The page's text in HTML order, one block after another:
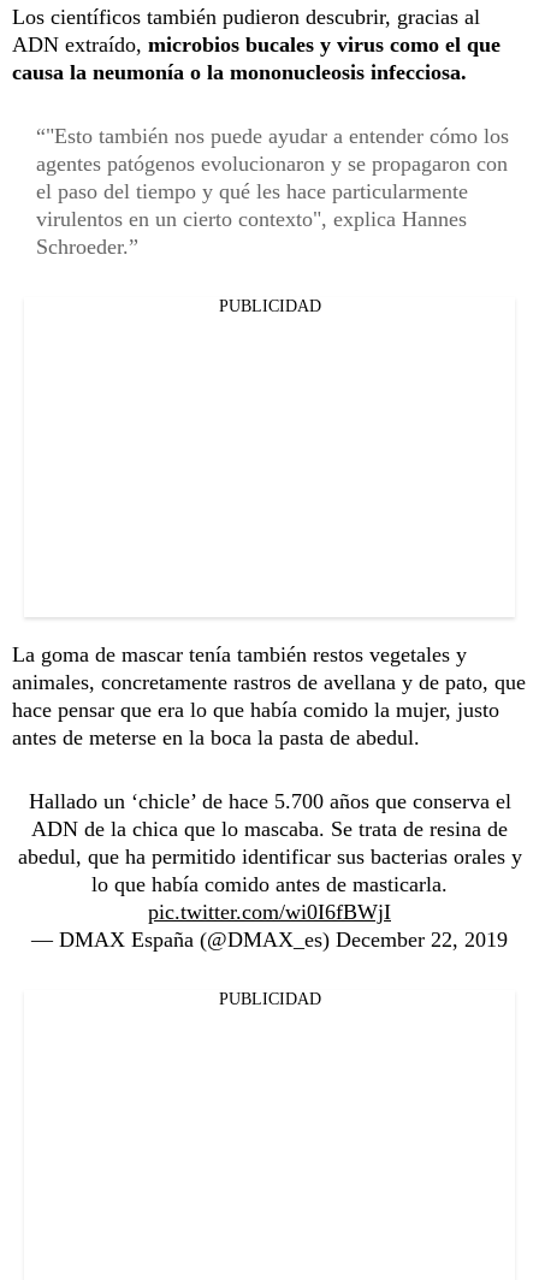
Los científicos también pudieron descubrir, gracias al
ADN extraído, microbios bucales y virus como el que
causa la neumonía o la mononucleosis infecciosa.
"Esto también nos puede ayudar a entender cómo los
agentes patógenos evolucionaron y se propagaron con
el paso del tiempo y qué les hace particularmente
virulentos en un cierto contexto", explica Hannes
Schroeder.
PUBLICIDAD
La goma de mascar tenía también restos vegetales y
animales, concretamente rastros de avellana y de pato, que
hace pensar que era lo que había comido la mujer, justo
antes de meterse en la boca la pasta de abedul.
Hallado un ‘chicle’ de hace 5.700 años que conserva el
ADN de la chica que lo mascaba. Se trata de resina de
abedul, que ha permitido identificar sus bacterias orales y
lo que había comido antes de masticarla.
pic.twitter.com/wi0I6fBWjI
— DMAX España (@DMAX_es) December 22, 2019
PUBLICIDAD